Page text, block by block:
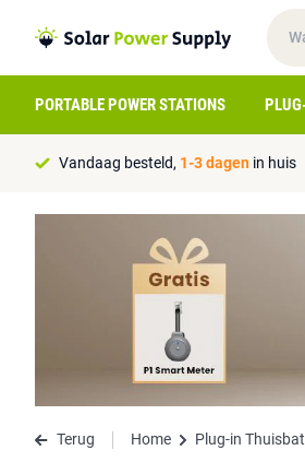
PORTABLE POWER STATIONS
Vandaag besteld, 1-3 dagen in huis
Terug Home Plug-in